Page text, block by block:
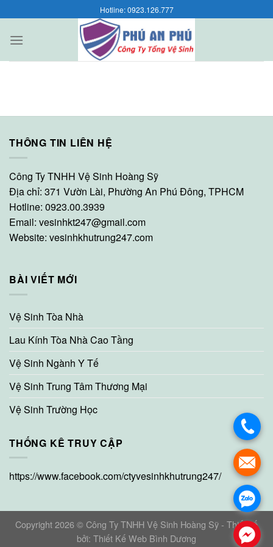
to
content
Hotline: 0923.126.777
THÔNG TIN LIÊN HỆ
Công Ty TNHH Vệ Sinh Hoàng Sỹ
Địa chỉ: 371 Vườn Lài, Phường An Phú Đông, TPHCM
Hotline: 0923.00.3939
Email: vesinhkt247@gmail.com
Website: vesinhkhutrung247.com
BÀI VIẾT MỚI
Vệ Sinh Tòa Nhà
Lau Kính Tòa Nhà Cao Tầng
Vệ Sinh Ngành Y Tế
Vệ Sinh Trung Tâm Thương Mại
Vệ Sinh Trường Học
THỐNG KÊ TRUY CẬP
https://www.facebook.com/ctyvesinhkhutrung247/
Copyright 2026 © Công Ty TNHH Vệ Sinh Hoàng Sỹ - Thiết kế
bởi: Thiết Kế Web Bình Dương